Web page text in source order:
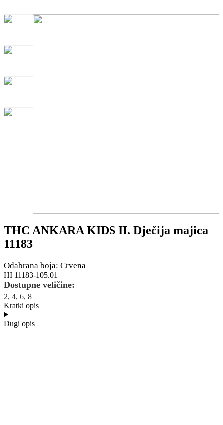
THC ANKARA KIDS II. Dječija majica
11183
Odabrana boja: Crvena
HI 11183-105.01
Dostupne veličine:
2, 4, 6, 8
Kratki opis
Dugi opis